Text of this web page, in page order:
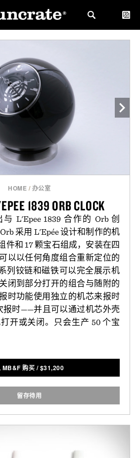
HOME / 办公室
1839 ORB CLOCK
L'Epee 1839 合作的 Orb 创
采用 L'Epée 设计和制作的机
件和 17 颗宝石组成，安装在四
以以任何角度组合重新定位的
列铰链和磁铁可以完全展示机
闭到部分打开的组合与随附的
时功能使用独立的机芯来报时
时——并且可以通过机芯外壳
开或关闭。只会生产 50 个宝
MB&F 购买 /$31,200
留存待用